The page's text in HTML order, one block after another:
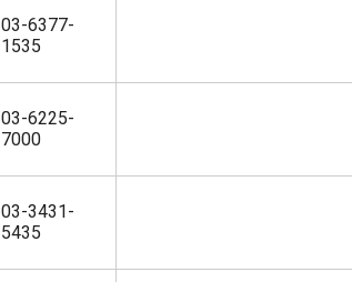
03-6377-
1535
03-6225-
7000
03-3431-
5435